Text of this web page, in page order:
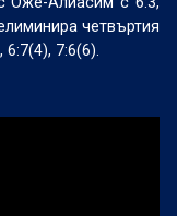
четвъртия
7:6(6).